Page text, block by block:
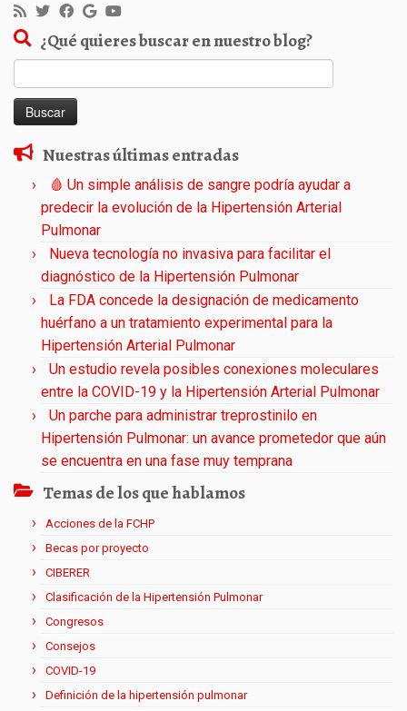
¿Qué quieres buscar en nuestro blog?
Nuestras últimas entradas
🩸 Un simple análisis de sangre podría ayudar a
predecir la evolución de la Hipertensión Arterial
Pulmonar
Nueva tecnología no invasiva para facilitar el
diagnóstico de la Hipertensión Pulmonar
La FDA concede la designación de medicamento
huérfano a un tratamiento experimental para la
Hipertensión Arterial Pulmonar
Un estudio revela posibles conexiones moleculares
entre la COVID-19 y la Hipertensión Arterial Pulmonar
Un parche para administrar treprostinilo en
Hipertensión Pulmonar: un avance prometedor que aún
se encuentra en una fase muy temprana
Temas de los que hablamos
Acciones de la FCHP
Becas por proyecto
CIBERER
Clasificación de la Hipertensión Pulmonar
Congresos
Consejos
COVID-19
Definición de la hipertensión pulmonar